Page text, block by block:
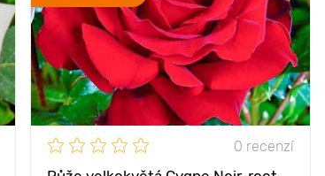
0 recenzí
Vlastnosti
Sametové květy
klasického tvaru
Výška rostliny
70 - 80 cm, šířka keře
70 cm
Vzdálenost mezi
rostlinami
50 - 100 cm